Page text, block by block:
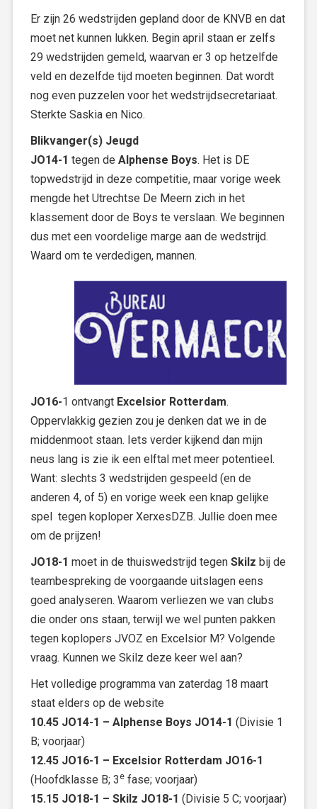
Er zijn 26 wedstrijden gepland door de KNVB en dat
moet net kunnen lukken. Begin april staan er zelfs
29 wedstrijden gemeld, waarvan er 3 op hetzelfde
veld en dezelfde tijd moeten beginnen. Dat wordt
nog even puzzelen voor het wedstrijdsecretariaat.
Sterkte Saskia en Nico.
Blikvanger(s) Jeugd
JO14-1 tegen de Alphense Boys. Het is DE
topwedstrijd in deze competitie, maar vorige week
mengde het Utrechtse De Meern zich in het
klassement door de Boys te verslaan. We beginnen
dus met een voordelige marge aan de wedstrijd.
Waard om te verdedigen, mannen.
JO16-1 ontvangt Excelsior Rotterdam.
Oppervlakkig gezien zou je denken dat we in de
middenmoot staan. Iets verder kijkend dan mijn
neus lang is zie ik een elftal met meer potentieel.
Want: slechts 3 wedstrijden gespeeld (en de
anderen 4, of 5) en vorige week een knap gelijke
spel tegen koploper XerxesDZB. Jullie doen mee
om de prijzen!
JO18-1 moet in de thuiswedstrijd tegen Skilz bij de
teambespreking de voorgaande uitslagen eens
goed analyseren. Waarom verliezen we van clubs
die onder ons staan, terwijl we wel punten pakken
tegen koplopers JVOZ en Excelsior M? Volgende
vraag. Kunnen we Skilz deze keer wel aan?
Het volledige programma van zaterdag 18 maart
staat elders op de website
10.45 JO14-1 – Alphense Boys JO14-1 (Divisie 1
B; voorjaar)
12.45 JO16-1 – Excelsior Rotterdam JO16-1
(Hoofdklasse B; 3 e fase; voorjaar)
15.15 JO18-1 – Skilz JO18-1 (Divisie 5 C; voorjaar)